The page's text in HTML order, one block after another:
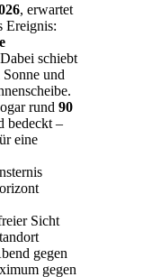
, erwartet
Ereignis:
schiebt
und
rund 90
bedeckt –
eine
Sicht
gegen
gegen